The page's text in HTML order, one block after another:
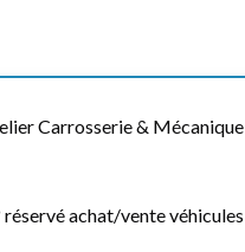
Carrosserie & Mécanique
réservé achat/vente véhicules